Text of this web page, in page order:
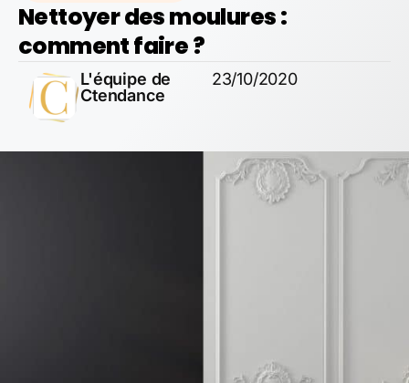
Nettoyer des moulures :
comment faire ?
L'équipe de
Ctendance
23/10/2020